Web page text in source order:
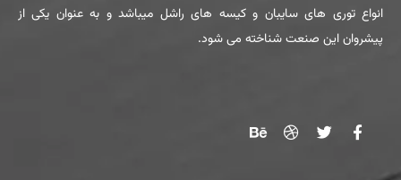
انواع توری های سایبان و کیسه های راشل میباشد و به عنوان یکی از
پیشروان این صنعت شناخته می شود.